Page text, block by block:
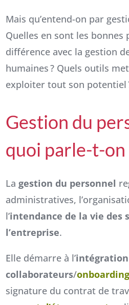
Mais qu’entend-on par
Quelles en sont les bonnes
différence avec la gestion
humaines ? Quels outils
exploiter tout son potentiel
Gestion du
quoi parle-t-on
Lagestion du personnel
administratives,
l’intendance de la vie des
l’entreprise.
Elle démarre à l’
collaborateurs/onboarding
signature du contrat de